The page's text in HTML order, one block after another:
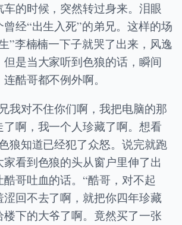
的时候，突然转过身来。泪眼
经“出生入死”的弟兄。这样的场
”李楠楠一下子就哭了出来，风逸
是当大家听到色狼的话，瞬间
酷哥都不例外啊。
我对不住你们啊，我把电脑的那
了啊，我一个人珍藏了啊。想看
狼知道已经犯了众怒。说完就跑
看到色狼的头从窗户里伸了出
哥吐血的话。“酷哥，对不起
回不去了啊，就把你四年珍藏
下的大爷了啊。竟然买了一张